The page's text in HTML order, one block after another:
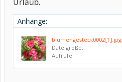
Anhänge:
blumengesteck0002[1].jpg
Dateigröße:
Aufrufe: